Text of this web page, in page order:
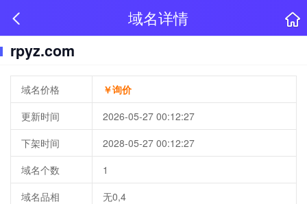
域名详情
rpyz.com
域名价格
￥询价
更新时间
2026-05-27 00:12:27
下架时间
2028-05-27 00:12:27
域名个数
1
域名品相
无0,4